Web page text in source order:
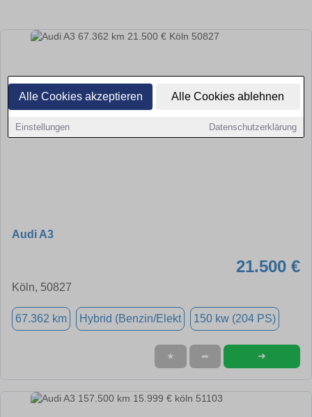
Alle Cookies akzeptieren Alle Cookies ablehnen
Einstellungen Datenschutzerklärung
Audi A3
21.500 €
Köln, 50827
67.362 km Hybrid (Benzin/Elekt 150 kw (204 PS)
★ ➦ ➜